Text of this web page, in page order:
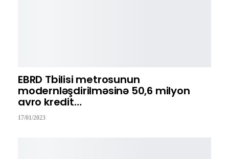
EBRD Tbilisi metrosunun
modernləşdirilməsinə 50,6 milyon
avro kredit…
17/01/2023